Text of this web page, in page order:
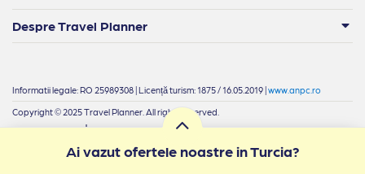
Despre Travel Planner
Informatii legale: RO 25989308 | Licență turism: 1875 / 16.05.2019 |www.anpc.ro
Copyright © 2025 Travel Planner. All rights reserved.
|
Ai vazut ofertele noastre in Turcia?